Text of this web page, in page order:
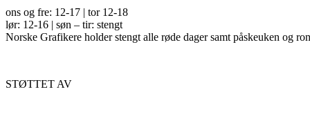
ons og fre: 12-17 | tor 12-18
lør: 12-16 | søn – tir: stengt
Norske Grafikere holder stengt alle røde dager samt påskeuken og
STØTTET AV